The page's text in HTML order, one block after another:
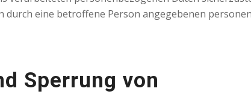
eine betroffene Person angegebenen
Sperrung von